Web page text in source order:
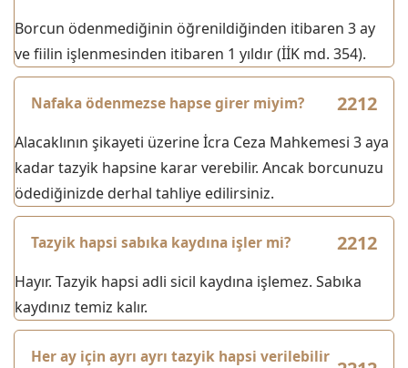
Borcun ödenmediğinin öğrenildiğinden itibaren 3 ay
ve fiilin işlenmesinden itibaren 1 yıldır (İİK md. 354).
Nafaka ödenmezse hapse girer miyim?
Alacaklının şikayeti üzerine İcra Ceza Mahkemesi 3 aya
kadar tazyik hapsine karar verebilir. Ancak borcunuzu
ödediğinizde derhal tahliye edilirsiniz.
Tazyik hapsi sabıka kaydına işler mi?
Hayır. Tazyik hapsi adli sicil kaydına işlemez. Sabıka
kaydınız temiz kalır.
Her ay için ayrı ayrı tazyik hapsi verilebilir